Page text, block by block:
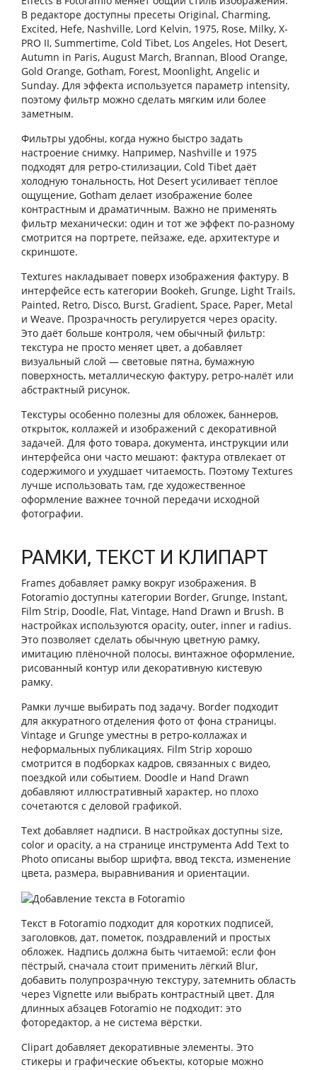
В редакторе доступны пресеты Original, Charming,
Excited, Hefe, Nashville, Lord Kelvin, 1975, Rose, Milky, X-
PRO II, Summertime, Cold Tibet, Los Angeles, Hot Desert,
Autumn in Paris, August March, Brannan, Blood Orange,
Gold Orange, Gotham, Forest, Moonlight, Angelic и
Sunday. Для эффекта используется параметр intensity,
поэтому фильтр можно сделать мягким или более
заметным.
Фильтры удобны, когда нужно быстро задать
настроение снимку. Например, Nashville и 1975
подходят для ретро-стилизации, Cold Tibet даёт
холодную тональность, Hot Desert усиливает тёплое
ощущение, Gotham делает изображение более
контрастным и драматичным. Важно не применять
фильтр механически: один и тот же эффект по-разному
смотрится на портрете, пейзаже, еде, архитектуре и
скриншоте.
Textures накладывает поверх изображения фактуру. В
интерфейсе есть категории Bookeh, Grunge, Light Trails,
Painted, Retro, Disco, Burst, Gradient, Space, Paper, Metal
и Weave. Прозрачность регулируется через opacity.
Это даёт больше контроля, чем обычный фильтр:
текстура не просто меняет цвет, а добавляет
визуальный слой — световые пятна, бумажную
поверхность, металлическую фактуру, ретро-налёт или
абстрактный рисунок.
Текстуры особенно полезны для обложек, баннеров,
открыток, коллажей и изображений с декоративной
задачей. Для фото товара, документа, инструкции или
интерфейса они часто мешают: фактура отвлекает от
содержимого и ухудшает читаемость. Поэтому Textures
лучше использовать там, где художественное
оформление важнее точной передачи исходной
фотографии.
РАМКИ, ТЕКСТ И КЛИПАРТ
Frames добавляет рамку вокруг изображения. В
Fotoramio доступны категории Border, Grunge, Instant,
Film Strip, Doodle, Flat, Vintage, Hand Drawn и Brush. В
настройках используются opacity, outer, inner и radius.
Это позволяет сделать обычную цветную рамку,
имитацию плёночной полосы, винтажное оформление,
рисованный контур или декоративную кистевую
рамку.
Рамки лучше выбирать под задачу. Border подходит
для аккуратного отделения фото от фона страницы.
Vintage и Grunge уместны в ретро-коллажах и
неформальных публикациях. Film Strip хорошо
смотрится в подборках кадров, связанных с видео,
поездкой или событием. Doodle и Hand Drawn
добавляют иллюстративный характер, но плохо
сочетаются с деловой графикой.
Text добавляет надписи. В настройках доступны size,
color и opacity, а на странице инструмента Add Text to
Photo описаны выбор шрифта, ввод текста, изменение
цвета, размера, выравнивания и ориентации.
Текст в Fotoramio подходит для коротких подписей,
заголовков, дат, пометок, поздравлений и простых
обложек. Надпись должна быть читаемой: если фон
пёстрый, сначала стоит применить лёгкий Blur,
добавить полупрозрачную текстуру, затемнить область
через Vignette или выбрать контрастный цвет. Для
длинных абзацев Fotoramio не подходит: это
фоторедактор, а не система вёрстки.
Clipart добавляет декоративные элементы. Это
стикеры и графические объекты, которые можно